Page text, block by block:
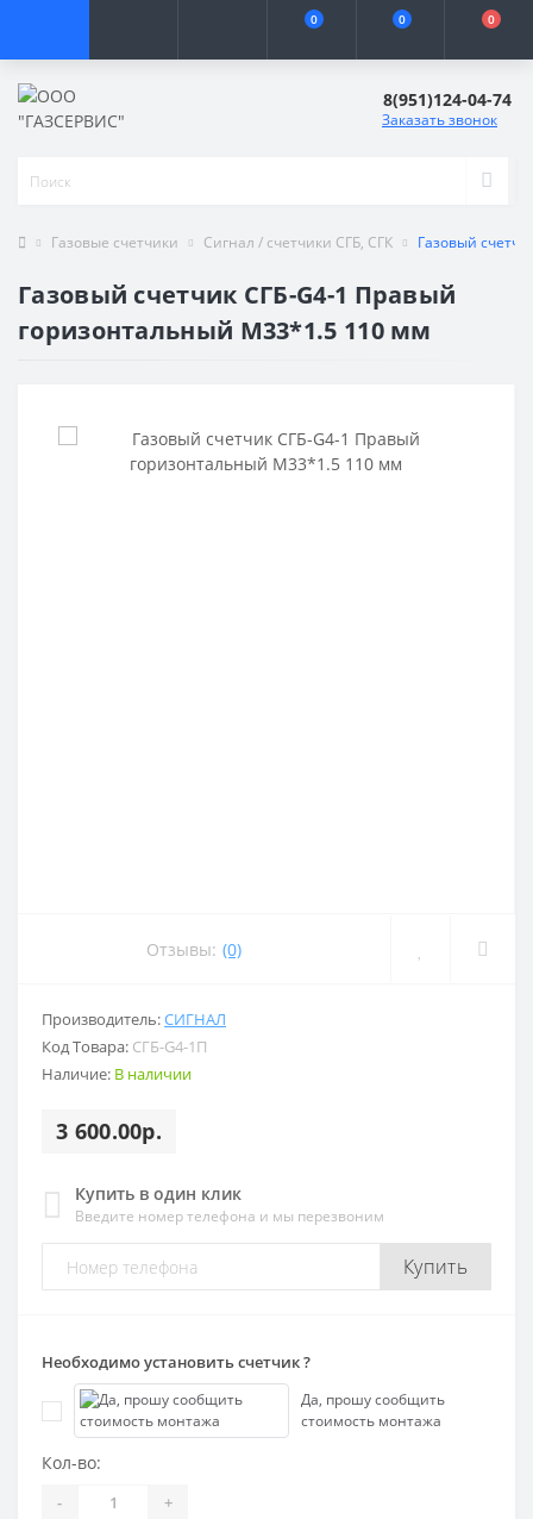
0 0 0
8(951)124-04-74
Заказать звонок
Газовые счетчики Сигнал / счетчики СГБ, СГК Газовый
Газовый счетчик СГБ-G4-1 Правый
горизонтальный М33*1.5 110 мм
Отзывы: (0)
Производитель:СИГНАЛ
Код Товара: СГБ-G4-1П
Наличие: В наличии
3 600.00р.
Купить в один клик
Введите номер телефона и мы перезвоним
Купить
Необходимо установить счетчик ?
Да, прошу сообщить
стоимость монтажа
Кол-во:
- +